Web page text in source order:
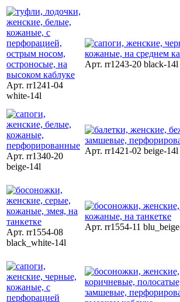
Арт. rr1241-04
white-14l
Арт. rr1243-20 black-14l
Арт. rr1340-20
beige-14l
Арт. rr1421-02 beige-14l
Арт. rr1554-08
black_white-14l
Арт. rr1554-11